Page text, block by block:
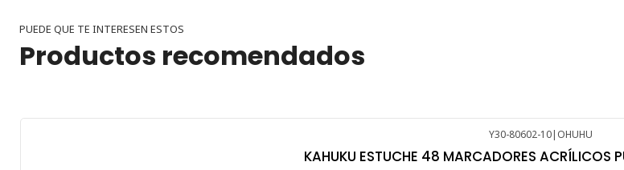
PUEDE QUE TE INTERESEN ESTOS
Productos recomendados
Y30-80602-10| OHUHU
KAHUKU ESTUCHE 48 MARCADORES ACRÍLICOS